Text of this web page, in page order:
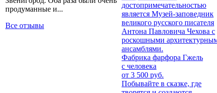
продуманные и...
Все отзывы
достопримечательностью
является Музей-заповедник
великого русского писателя
Антона Павловича Чехова с
роскошными
ансамблями.
Фабрика фарфора Гжель
с человека
от 3 500 руб.
Побывайте в сказке, где